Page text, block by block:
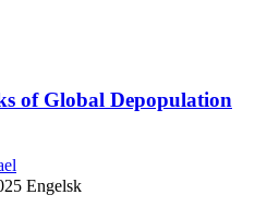
of Global Depopulation
Engelsk